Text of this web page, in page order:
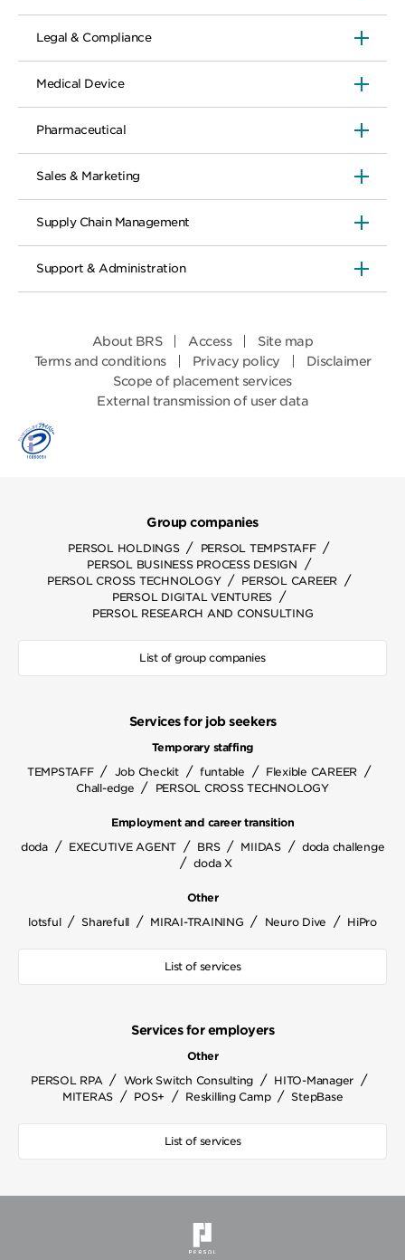
Legal & Compliance
Medical Device
Pharmaceutical
Sales & Marketing
Supply Chain Management
Support & Administration
About BRS Access
Site map
Terms and conditions
Privacy policy
Disclaimer
Scope of placement services
External transmission of user data
Group companies
PERSOL HOLDINGS / PERSOL TEMPSTAFF /
PERSOL BUSINESS PROCESS DESIGN /
PERSOL CROSS TECHNOLOGY / PERSOL CAREER /
PERSOL DIGITAL VENTURES /
PERSOL RESEARCH AND CONSULTING
List of group companies
Services for job seekers
Temporary staffing
TEMPSTAFF / Job Checkit / funtable / Flexible CAREER /
Chall-edge / PERSOL CROSS TECHNOLOGY
Employment and career transition
doda / EXECUTIVE AGENT / BRS / MIIDAS / doda challenge
/ doda X
Other
lotsful / Sharefull / MIRAI-TRAINING / Neuro Dive / HiPro
List of services
Services for employers
Other
PERSOL RPA / Work Switch Consulting / HITO-Manager /
MITERAS / POS+ / Reskilling Camp / StepBase
List of services